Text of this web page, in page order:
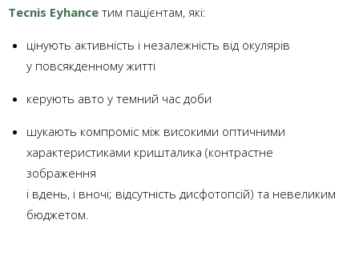
Tecnis Eyhance тим пацієнтам, які:
цінують активність і незалежність від окулярів
у повсякденному житті
керують авто у темний час доби
шукають компроміс між високими оптичними
характеристиками кришталика (контрастне
зображення
і вдень, і вночі; відсутність дисфотопсій) та невеликим
бюджетом.